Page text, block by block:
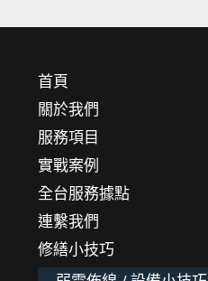
首頁
關於我們
服務項目
實戰案例
全台服務據點
連繫我們
修繕小技巧